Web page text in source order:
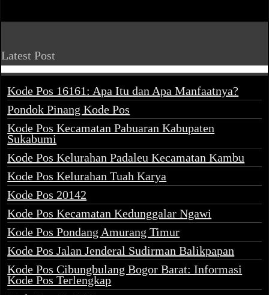
Latest Post
Kode Pos 16161: Apa Itu dan Apa Manfaatnya?
Pondok Pinang Kode Pos
Kode Pos Kecamatan Pabuaran Kabupaten
Sukabumi
Kode Pos Kelurahan Padaleu Kecamatan Kambu
Kode Pos Kelurahan Tuah Karya
Kode Pos 20142
Kode Pos Kecamatan Kedunggalar Ngawi
Kode Pos Pondang Amurang Timur
Kode Pos Jalan Jenderal Sudirman Balikpapan
Kode Pos Cibungbulang Bogor Barat: Informasi
Kode Pos Terlengkap